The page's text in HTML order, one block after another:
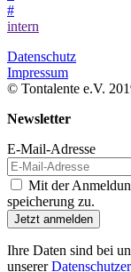
#
intern
Datenschutz
Impressum
© Tontalente e.V.
Newsletter
E-Mail-Adresse
Mit der
speicherung zu.
Jetzt anmelden
Ihre Daten sind bei
unserer